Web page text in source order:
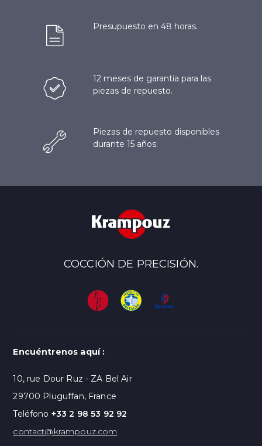
Presupuesto en 48 horas.
12 meses de garantía para las
piezas de repuesto.
Piezas de repuesto disponibles
durante 15 años.
COCCIÓN DE PRECISIÓN.
Encuéntrenos aquí :
10, rue Dour Ruz - ZA Bel Air
29700 Pluguffan, France
Teléfono +33 2 98 53 92 92
contact@krampouz.com